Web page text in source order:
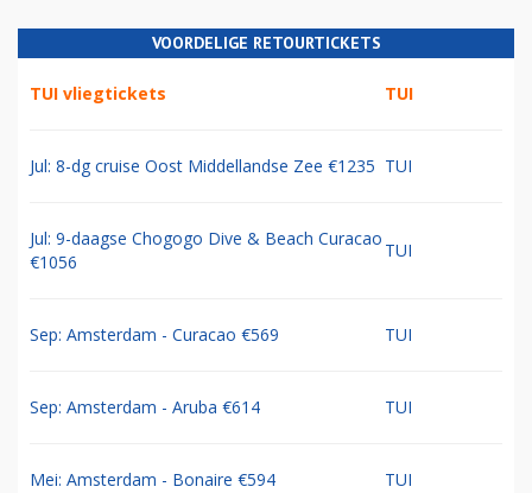
VOORDELIGE RETOURTICKETS
TUI vliegtickets TUI
Jul: 8-dg cruise Oost Middellandse Zee €1235 TUI
Jul: 9-daagse Chogogo Dive & Beach Curacao
€1056
TUI
Sep: Amsterdam - Curacao €569 TUI
Sep: Amsterdam - Aruba €614 TUI
Mei: Amsterdam - Bonaire €594 TUI